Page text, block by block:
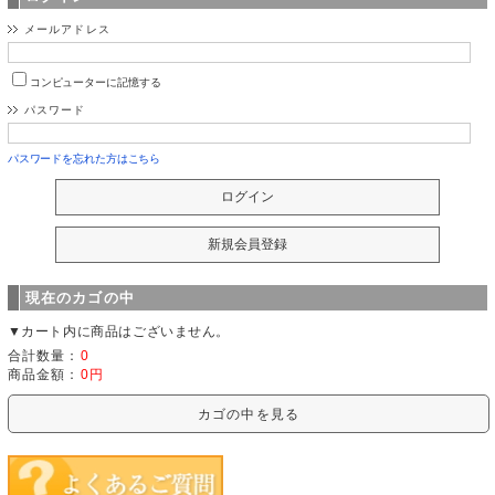
メールアドレス
コンピューターに記憶する
パスワード
パスワードを忘れた方はこちら
現在のカゴの中
▼カート内に商品はございません。
合計数量： 0
商品金額： 0円
カゴの中を見る